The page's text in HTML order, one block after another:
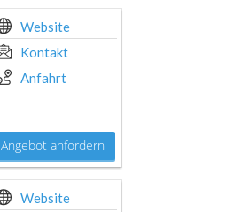
Website
Kontakt
Anfahrt
Angebot anfordern
Website